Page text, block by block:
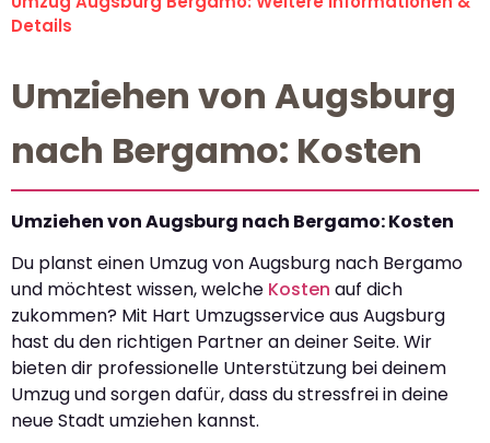
Details
Umziehen von Augsburg
nach Bergamo: Kosten
Umziehen von Augsburg nach Bergamo: Kosten
Du planst einen Umzug von Augsburg nach Bergamo
und möchtest wissen, welche Kosten auf dich
zukommen? Mit Hart Umzugsservice aus Augsburg
hast du den richtigen Partner an deiner Seite. Wir
bieten dir professionelle Unterstützung bei deinem
Umzug und sorgen dafür, dass du stressfrei in deine
neue Stadt umziehen kannst.